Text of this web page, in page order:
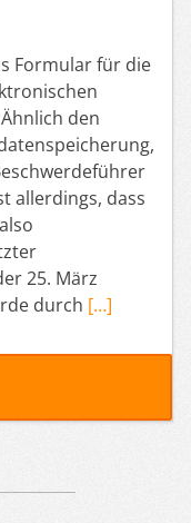
Formular für die
den
allerdings, dass
25. März
durch […]